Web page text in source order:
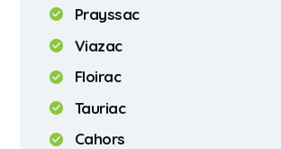
Prayssac
Viazac
Floirac
Tauriac
Cahors